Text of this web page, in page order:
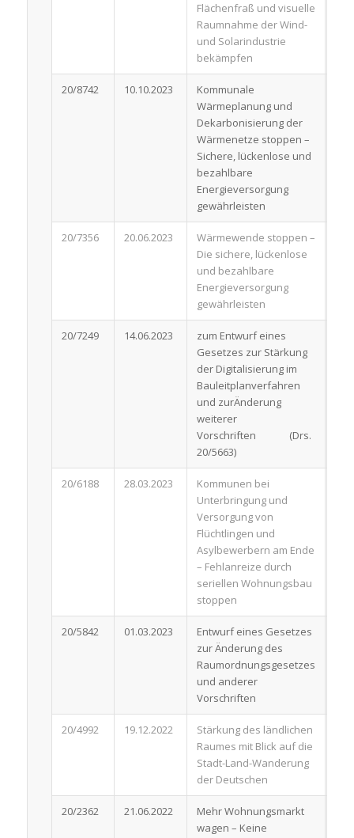
Flächenfraß und visuelle
Raumnahme der Wind-
und Solarindustrie
bekämpfen
20/8742 10.10.2023
Kommunale
Wärmeplanung und
Dekarbonisierung der
Wärmenetze stoppen –
Sichere, lückenlose und
bezahlbare
Energieversorgung
gewährleisten
20/7356 20.06.2023
Wärmewende stoppen –
Die sichere, lückenlose
und bezahlbare
Energieversorgung
gewährleisten
20/7249 14.06.2023
zum Entwurf eines
Gesetzes zur Stärkung
der Digitalisierung im
Bauleitplanverfahren
und zurÄnderung
weiterer
Vorschriften (Drs.
20/5663)
20/6188 28.03.2023
Kommunen bei
Unterbringung und
Versorgung von
Flüchtlingen und
Asylbewerbern am Ende
– Fehlanreize durch
seriellen Wohnungsbau
stoppen
20/5842 01.03.2023
Entwurf eines Gesetzes
zur Änderung des
Raumordnungsgesetzes
und anderer
Vorschriften
20/4992 19.12.2022
Stärkung des ländlichen
Raumes mit Blick auf die
Stadt-Land-Wanderung
der Deutschen
20/2362 21.06.2022
Mehr Wohnungsmarkt
wagen – Keine